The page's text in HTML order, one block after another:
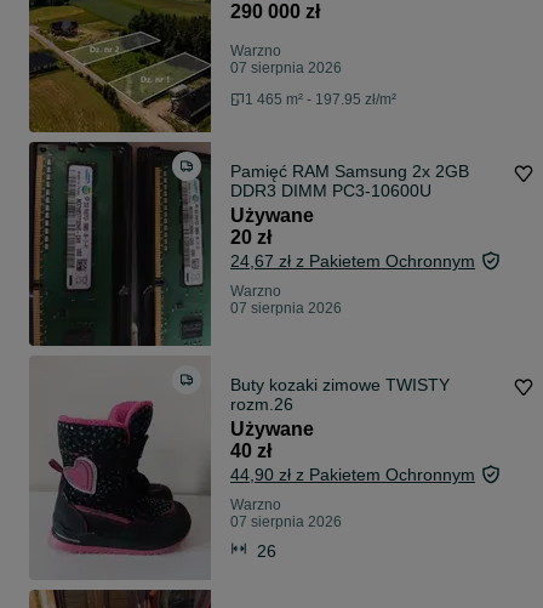
290 000 zł
Warzno
07 sierpnia 2026
1 465 m² - 197.95 zł/m²
Pamięć RAM Samsung 2x 2GB
DDR3 DIMM PC3-10600U
Używane
20 zł
24,67 zł z Pakietem Ochronnym
Warzno
07 sierpnia 2026
Buty kozaki zimowe TWISTY
rozm.26
Używane
40 zł
44,90 zł z Pakietem Ochronnym
Warzno
07 sierpnia 2026
26